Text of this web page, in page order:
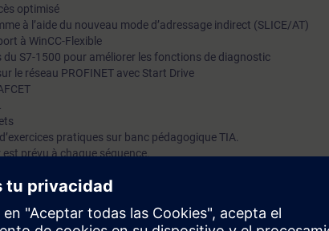
optimisé
à l’aide du nouveau mode d’adressage indirect (SLICE/AT)
à WinCC-Flexible
S7-1500 pour améliorer les fonctions de diagnostic
le réseau PROFINET avec Start Drive
pratiques sur banc pédagogique TIA.
prévu à chaque séquence.
capable de :
Portal